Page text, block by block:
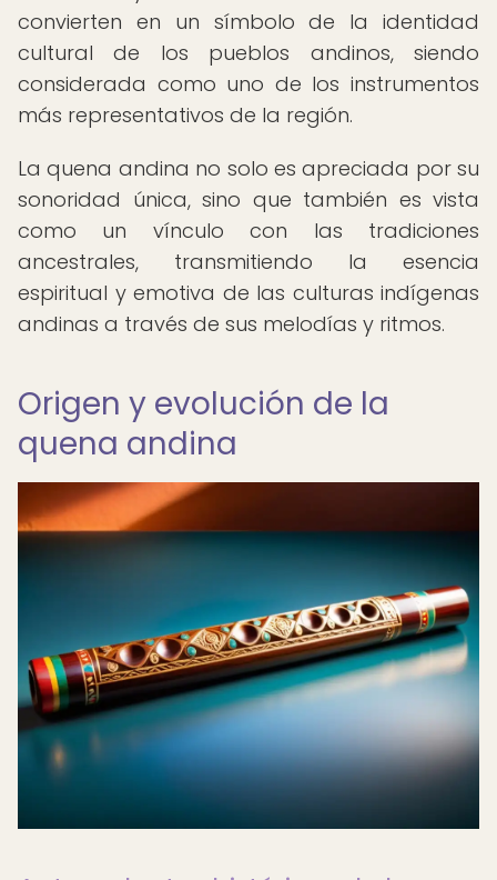
convierten en un símbolo de la identidad
cultural de los pueblos andinos, siendo
considerada como uno de los instrumentos
más representativos de la región.
La quena andina no solo es apreciada por su
sonoridad única, sino que también es vista
como un vínculo con las tradiciones
ancestrales, transmitiendo la esencia
espiritual y emotiva de las culturas indígenas
andinas a través de sus melodías y ritmos.
Origen y evolución de la
quena andina